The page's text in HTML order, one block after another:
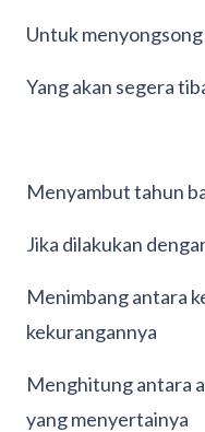
Untuk
Yang akan segera
Menyambut tahun
Jika dilakukan
Menimbang antara
kekurangannya
Menghitung antara
yang menyertainya